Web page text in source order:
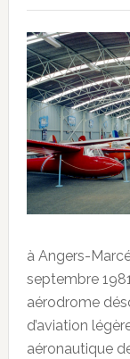
à Angers-
septembre
aérodrome
d’aviation
aéronautique